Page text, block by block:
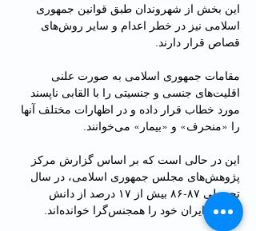
این بخش از شهروندان طبق قوانین جمهوری
اسلامی نیز در خطر اعدام و سایر روش‌های
قصاص قرار دارند.
مقامات جمهوری اسلامی به صورت علنی
اقلیت‌های جنسی و جنسیتی را با القابی ناپسند
مورد خطاب قرار داده و در اظهارات مختلف آنها
را «منحرف» و «بیمار» می‌خوانند.
این در حالی است که بر اساس گزارش مرکز
پژوهش‌های مجلس جمهوری اسلامی، در سال
تحصيلی ۸۷-۸۶ بیش از ۱۷ درصد از دانش
آموزان ایران خود را همجنس‌گرا خوانده‌اند.